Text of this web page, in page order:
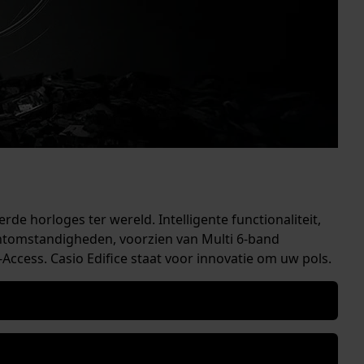
horloges ter wereld. Intelligente functionaliteit,
voorzien van Multi 6-band
Casio Edifice staat voor innovatie om uw pols.